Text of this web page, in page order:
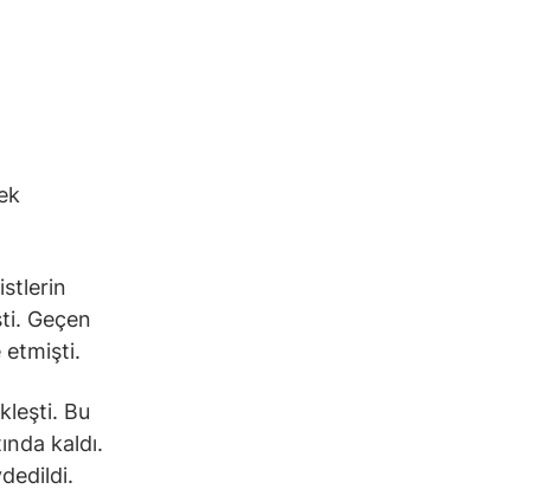
Geçen
etmişti.
Bu
kaldı.